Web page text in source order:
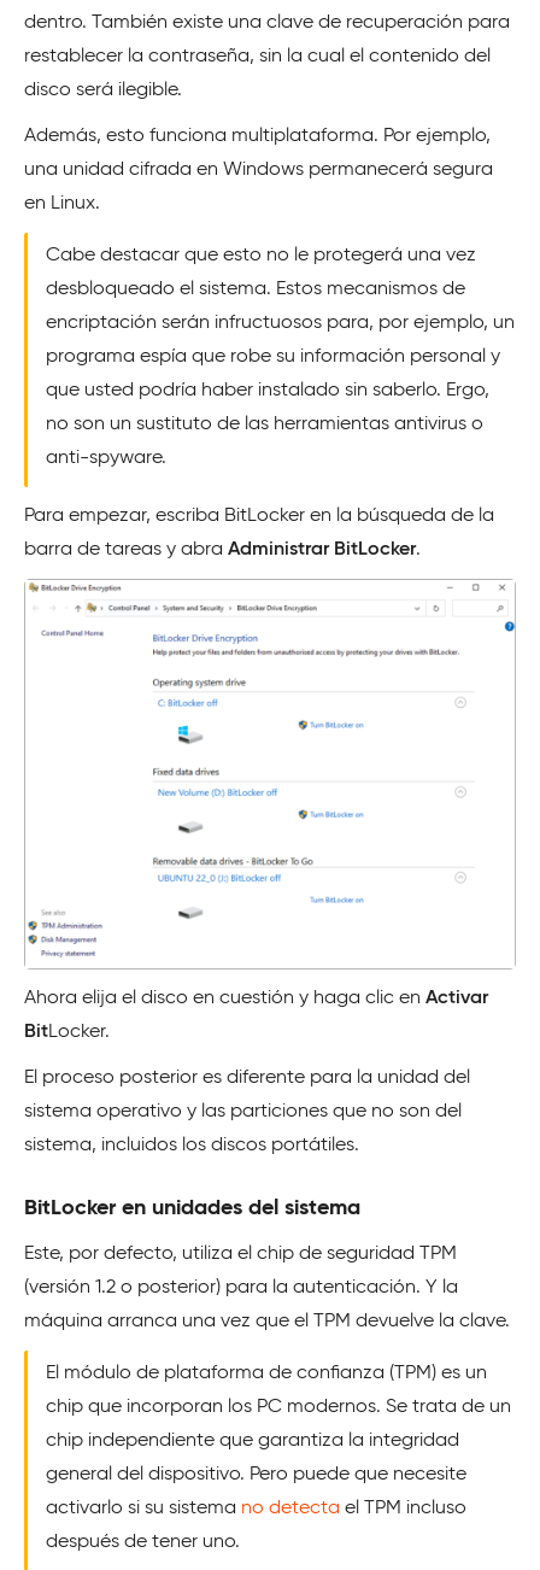
dentro. También existe una clave de recuperación para
restablecer la contraseña, sin la cual el contenido del
disco será ilegible.
Además, esto funciona multiplataforma. Por ejemplo,
una unidad cifrada en Windows permanecerá segura
en Linux.
Cabe destacar que esto no le protegerá una vez
desbloqueado el sistema. Estos mecanismos de
encriptación serán infructuosos para, por ejemplo, un
programa espía que robe su información personal y
que usted podría haber instalado sin saberlo. Ergo,
no son un sustituto de las herramientas antivirus o
anti-spyware.
Para empezar, escriba BitLocker en la búsqueda de la
barra de tareas y abra Administrar BitLocker.
Ahora elija el disco en cuestión y haga clic en Activar
BitLocker.
El proceso posterior es diferente para la unidad del
sistema operativo y las particiones que no son del
sistema, incluidos los discos portátiles.
BitLocker en unidades del sistema
Este, por defecto, utiliza el chip de seguridad TPM
(versión 1.2 o posterior) para la autenticación. Y la
máquina arranca una vez que el TPM devuelve la clave.
El módulo de plataforma de confianza (TPM) es un
chip que incorporan los PC modernos. Se trata de un
chip independiente que garantiza la integridad
general del dispositivo. Pero puede que necesite
activarlo si su sistema no detecta el TPM incluso
después de tener uno.